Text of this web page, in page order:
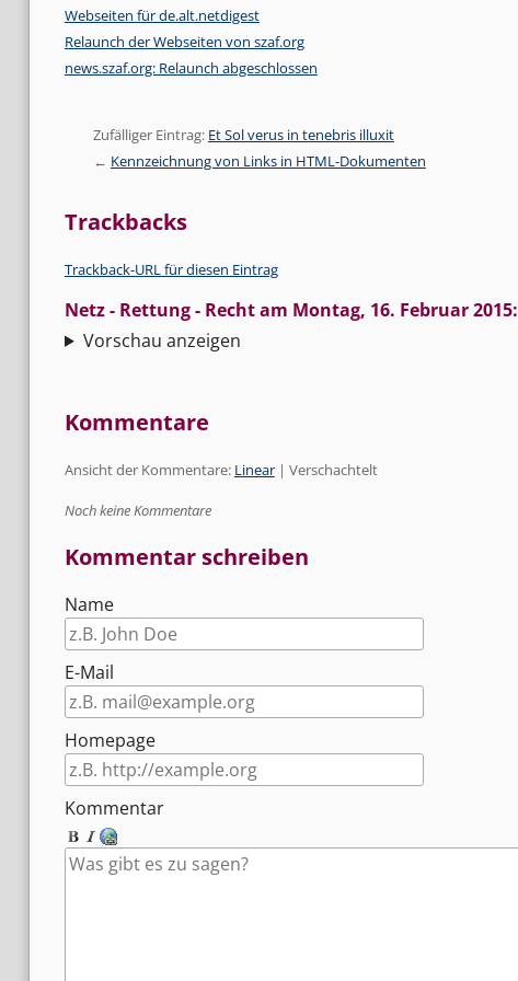
Webseiten für de.alt.netdigest
Relaunch der Webseiten von szaf.org
news.szaf.org: Relaunch abgeschlossen
Zufälliger Eintrag: Et Sol verus in tenebris illuxit
Kennzeichnung von Links in HTML-Dokumenten
Trackbacks
Trackback-URL für diesen Eintrag
Netz - Rettung - Rechtam Montag, 16. Februar 2015:
Vorschau anzeigen
Kommentare
Ansicht der Kommentare: Linear| Verschachtelt
Noch keine Kommentare
Kommentar schreiben
Name
E-Mail
Homepage
Kommentar